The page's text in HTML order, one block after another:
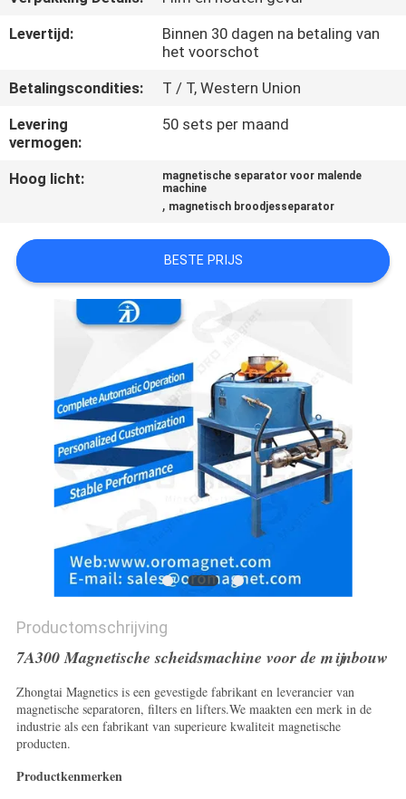
NIEUWS
KENNIS
GEVALLEN
PRIVACY
POLICY
Levertijd:
Binnen 30 dagen na betaling van
het voorschot
Betalingscondities:
T / T, Western Union
Levering
vermogen:
50 sets per maand
Hoog licht:
magnetische separator voor malende
machine
, magnetisch broodjesseparator
BESTE PRIJS
Productomschrijving
7A300 Magnetische scheidsmachine voor de mijnbouw
Zhongtai Magnetics is een gevestigde fabrikant en leverancier van
magnetische separatoren, filters en lifters.We maakten een merk in de
industrie als een fabrikant van superieure kwaliteit magnetische
producten.
Productkenmerken